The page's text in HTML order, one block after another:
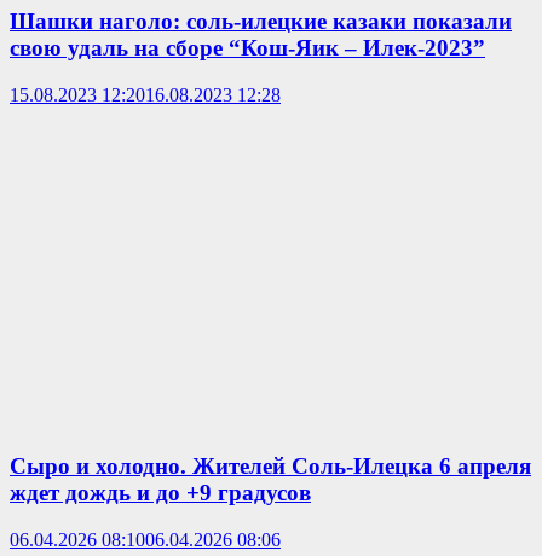
Шашки наголо: соль-илецкие казаки показали
свою удаль на сборе “Кош-Яик – Илек-2023”
15.08.2023 12:2016.08.2023 12:28
Сыро и холодно. Жителей Соль-Илецка 6 апреля
ждет дождь и до +9 градусов
06.04.2026 08:1006.04.2026 08:06